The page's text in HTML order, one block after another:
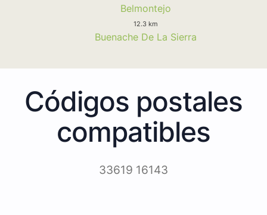
Belmontejo
12.3 km
Buenache De La Sierra
Códigos postales
compatibles
33619 16143